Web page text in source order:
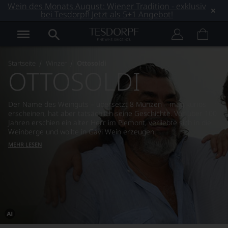
Wein des Monats August: Wiener Tradition - exklusiv
bei Tesdorpf! Jetzt als 5+1 Angebot!
Startseite
Dieses
OTTOSOLDI
Der Name des Weinguts – übersetzt 8 Münzen – mag kurios
erscheinen, hat aber tatsächlich seine Geschichte. Vor über 100
Jahren erschien ein alter Herr im Piemont, verliebte sich in die
Weinberge und wollte in Gavi Wein erzeugen.
MEHR LESEN